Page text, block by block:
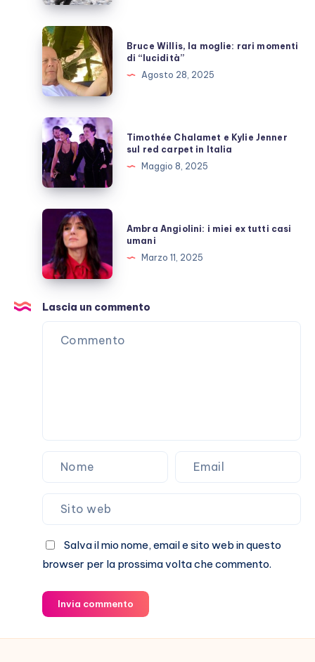
quante
inutili
polemiche
Bruce
Willis,
la
moglie:
rari
momenti
di
“lucidità”
Bruce Willis, la moglie: rari momenti
di “lucidità”
Agosto 28, 2025
Timothée
Chalamet
e
Kylie
Jenner
sul
carpet
in
Italia
Timothée Chalamet e Kylie Jenner
sul red carpet in Italia
Maggio 8, 2025
Ambra
Angiolini:
miei
ex
tutti
casi
umani
Ambra Angiolini: i miei ex tutti casi
umani
Marzo 11, 2025
Lascia un commento
Salva il mio nome, email e sito web in questo
browser per la prossima volta che commento.
Invia commento